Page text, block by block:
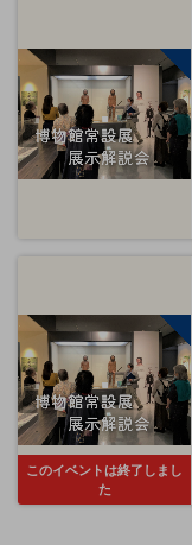
このイベントは終了しまし
た